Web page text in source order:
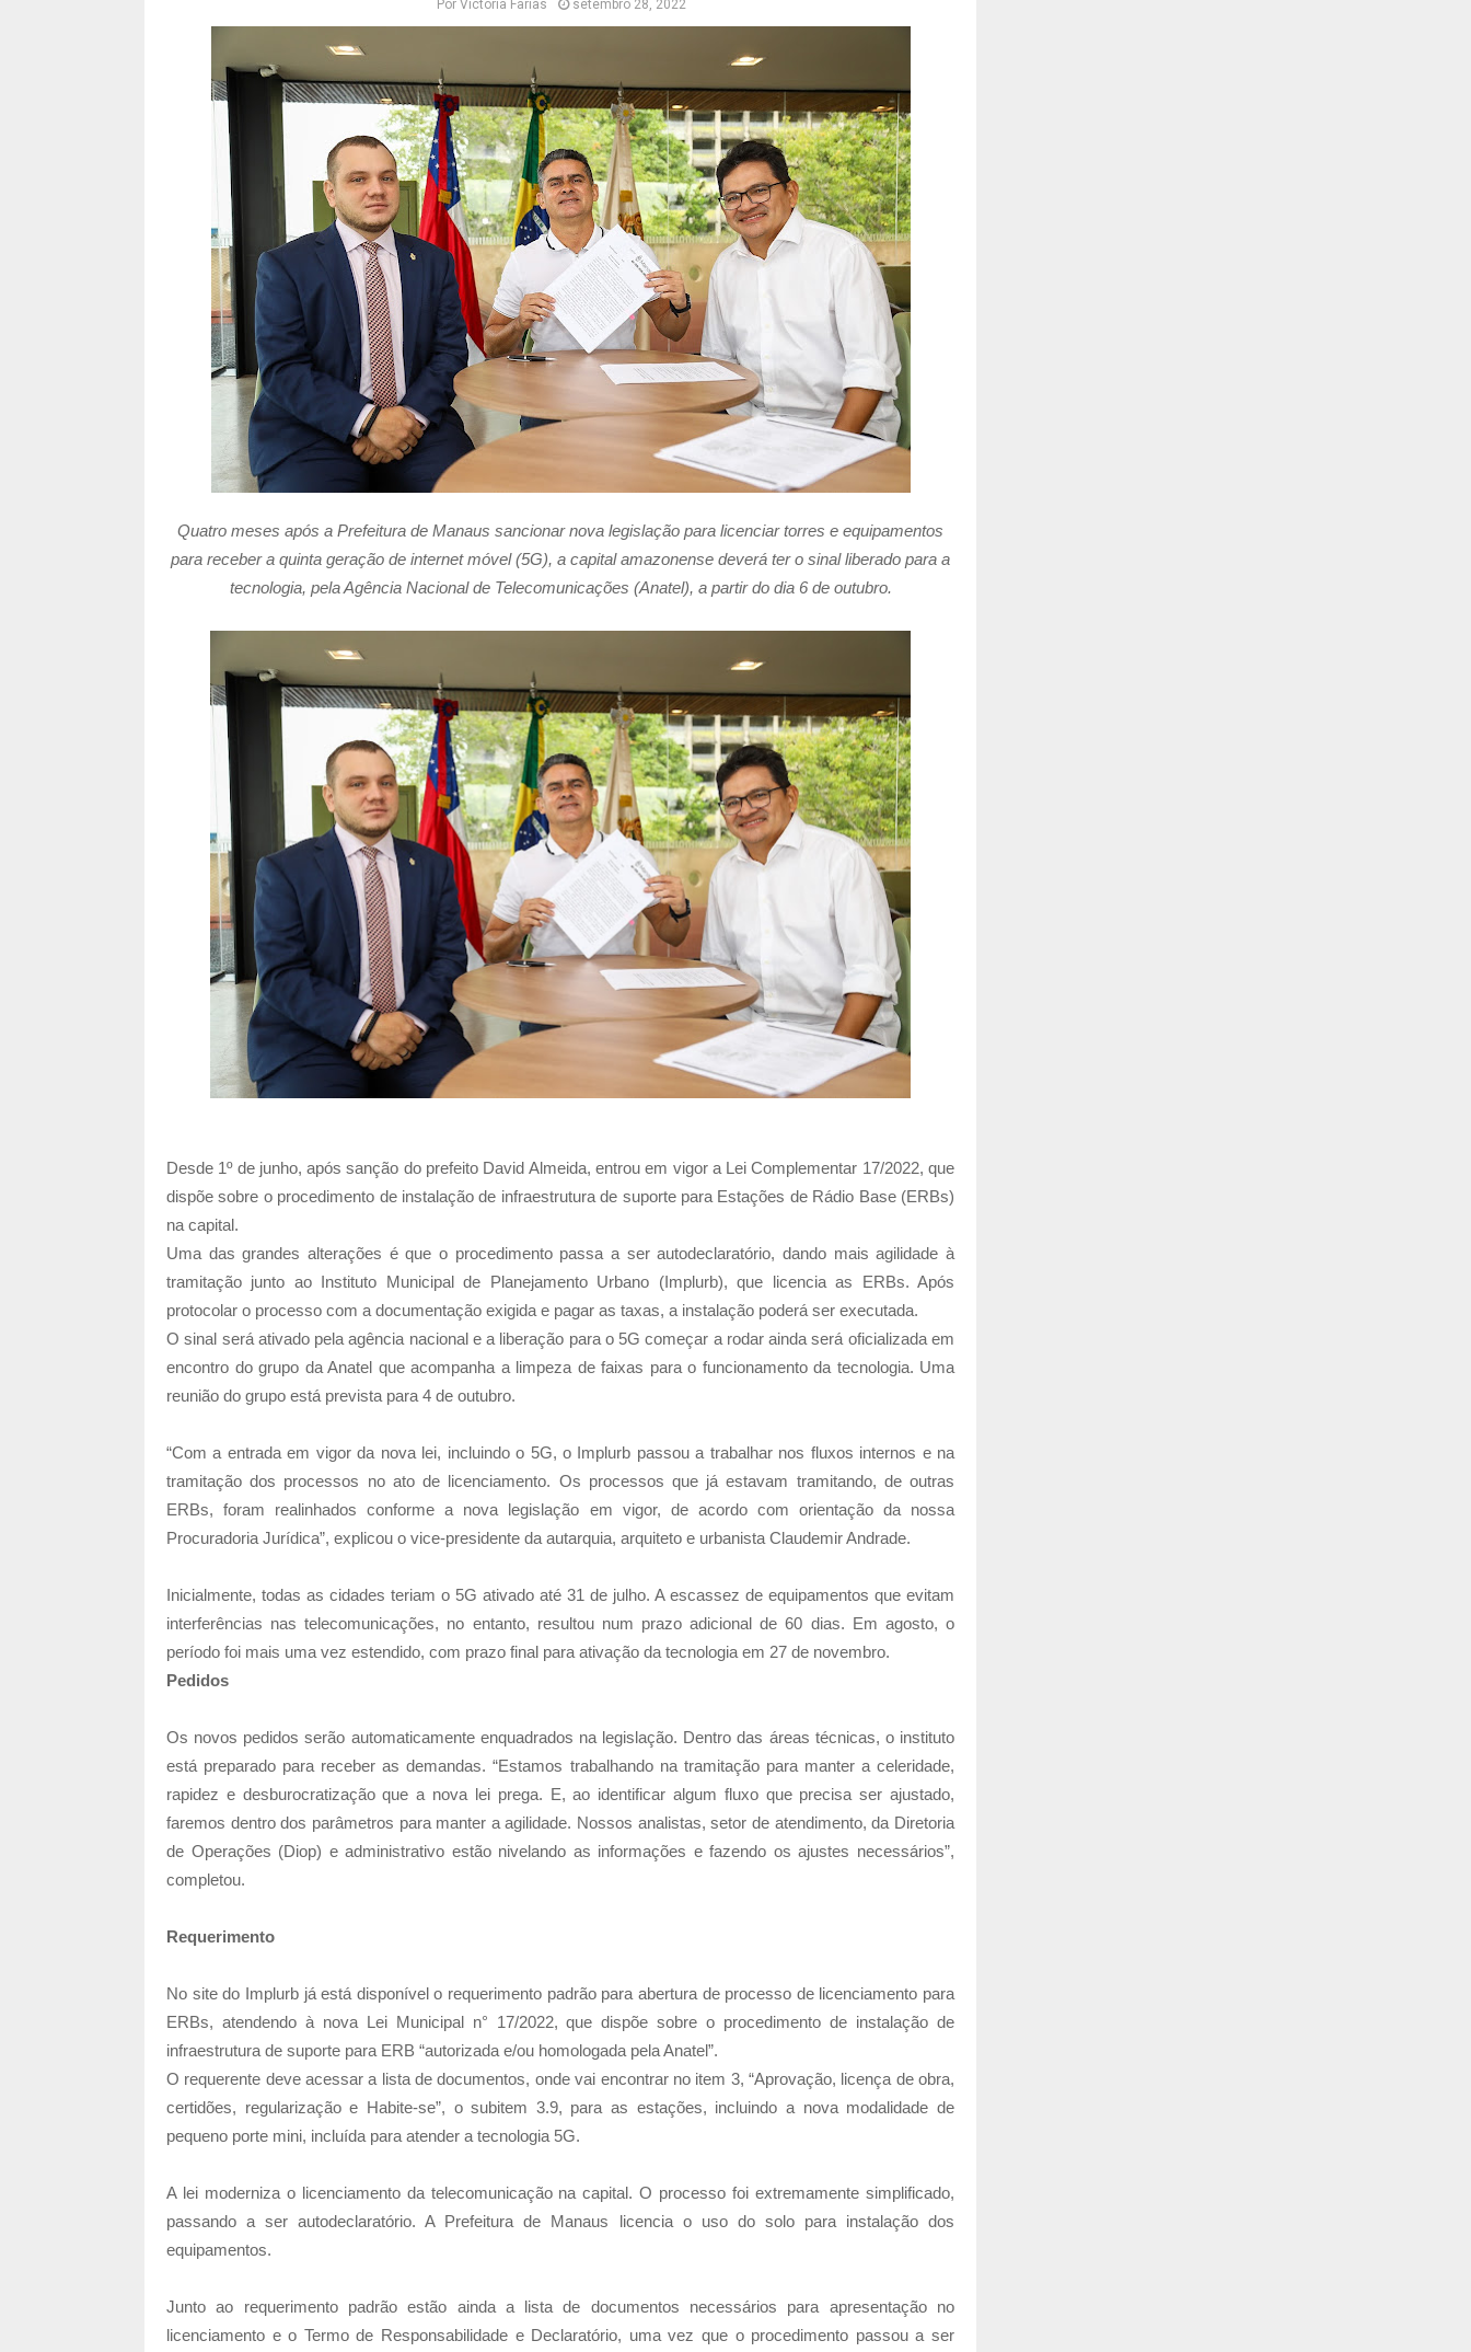
Por Victória Farias setembro 28, 2022
Quatro meses após a Prefeitura de Manaus sancionar nova legislação para licenciar torres e equipamentos
para receber a quinta geração de internet móvel (5G), a capital amazonense deverá ter o sinal liberado para a
tecnologia, pela Agência Nacional de Telecomunicações (Anatel), a partir do dia 6 de outubro.
Desde 1º de junho, após sanção do prefeito David Almeida, entrou em vigor a Lei Complementar 17/2022, que
dispõe sobre o procedimento de instalação de infraestrutura de suporte para Estações de Rádio Base (ERBs)
na capital.
Uma das grandes alterações é que o procedimento passa a ser autodeclaratório, dando mais agilidade à
tramitação junto ao Instituto Municipal de Planejamento Urbano (Implurb), que licencia as ERBs. Após
protocolar o processo com a documentação exigida e pagar as taxas, a instalação poderá ser executada.
O sinal será ativado pela agência nacional e a liberação para o 5G começar a rodar ainda será oficializada em
encontro do grupo da Anatel que acompanha a limpeza de faixas para o funcionamento da tecnologia. Uma
reunião do grupo está prevista para 4 de outubro.
“Com a entrada em vigor da nova lei, incluindo o 5G, o Implurb passou a trabalhar nos fluxos internos e na
tramitação dos processos no ato de licenciamento. Os processos que já estavam tramitando, de outras
ERBs, foram realinhados conforme a nova legislação em vigor, de acordo com orientação da nossa
Procuradoria Jurídica”, explicou o vice-presidente da autarquia, arquiteto e urbanista Claudemir Andrade.
Inicialmente, todas as cidades teriam o 5G ativado até 31 de julho. A escassez de equipamentos que evitam
interferências nas telecomunicações, no entanto, resultou num prazo adicional de 60 dias. Em agosto, o
período foi mais uma vez estendido, com prazo final para ativação da tecnologia em 27 de novembro.
Pedidos
Os novos pedidos serão automaticamente enquadrados na legislação. Dentro das áreas técnicas, o instituto
está preparado para receber as demandas. “Estamos trabalhando na tramitação para manter a celeridade,
rapidez e desburocratização que a nova lei prega. E, ao identificar algum fluxo que precisa ser ajustado,
faremos dentro dos parâmetros para manter a agilidade. Nossos analistas, setor de atendimento, da Diretoria
de Operações (Diop) e administrativo estão nivelando as informações e fazendo os ajustes necessários”,
completou.
Requerimento
No site do Implurb já está disponível o requerimento padrão para abertura de processo de licenciamento para
ERBs, atendendo à nova Lei Municipal n° 17/2022, que dispõe sobre o procedimento de instalação de
infraestrutura de suporte para ERB “autorizada e/ou homologada pela Anatel”.
O requerente deve acessar a lista de documentos, onde vai encontrar no item 3, “Aprovação, licença de obra,
certidões, regularização e Habite-se”, o subitem 3.9, para as estações, incluindo a nova modalidade de
pequeno porte mini, incluída para atender a tecnologia 5G.
A lei moderniza o licenciamento da telecomunicação na capital. O processo foi extremamente simplificado,
passando a ser autodeclaratório. A Prefeitura de Manaus licencia o uso do solo para instalação dos
equipamentos.
Junto ao requerimento padrão estão ainda a lista de documentos necessários para apresentação no
licenciamento e o Termo de Responsabilidade e Declaratório, uma vez que o procedimento passou a ser